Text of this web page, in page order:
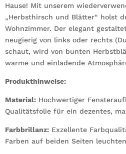
Menge
Hause! Mit unserem
„Herbsthirsch und Blätter“ holst
Wohnzimmer. Der elegant
neugierig von links oder rechts
schaut, wird von bunten
warme und einladende
Produkthinweise:
Material: Hochwertiger
Qualitätsfolie für ein dezentes,
Farbbrillanz: Exzellente
Farben auf beiden Seiten leuchten